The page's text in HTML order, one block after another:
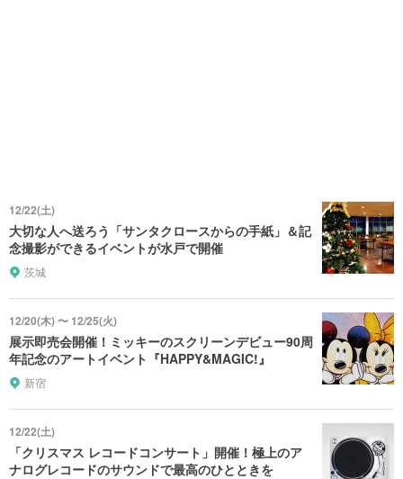
12/22(土)
大切な人へ送ろう「サンタクロースからの手紙」＆記
念撮影ができるイベントが水戸で開催
茨城
12/20(木) 〜 12/25(火)
展示即売会開催！ミッキーのスクリーンデビュー90周
年記念のアートイベント『HAPPY&MAGIC!』
新宿
12/22(土)
「クリスマス レコードコンサート」開催！極上のア
ナログレコードのサウンドで最高のひとときを